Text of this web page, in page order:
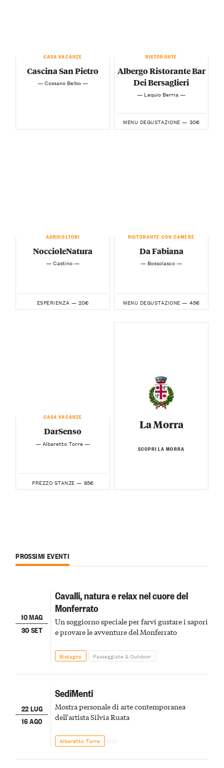
CASA VACANZE
Cascina San Pietro
— Cossano Belbo —
RISTORANTE
Albergo Ristorante Bar
Dei Bersaglieri
— Lequio Berria —
MENU DEGUSTAZIONE — 30€
AGRICOLTORI
NoccioleNatura
— Castino —
ESPERIENZA — 20€
RISTORANTE CON CAMERE
Da Fabiana
— Bossolasco —
MENU DEGUSTAZIONE — 45€
CASA VACANZE
DarSenso
— Albaretto Torre —
PREZZO STANZE — 85€
La Morra
SCOPRI LA MORRA
PROSSIMI EVENTI
10 MAG
30 SET
Cavalli, natura e relax nel cuore del
Monferrato
Un soggiorno speciale per farvi gustare i sapori
e provare le avventure del Monferrato
Bistagno Passeggiate & Outdoor
22 LUG
16 AGO
SediMenti
Mostra personale di arte contemporanea
dell'artista Silvia Ruata
Albaretto Torre